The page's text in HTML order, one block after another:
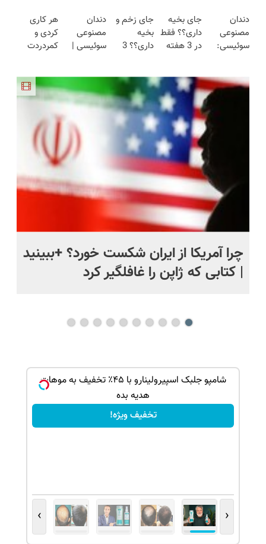
ترمیم کننده
23 روزه
ساخت!
هفته!!😍
هوشمند ⚙️
(نصف
قیمت بازار
(تخفیف به
مدت
محدود)
ساخت!!!
دندان
مصنوعی
سوئیسی:
اروپا، سبک
جای بخیه
داری؟؟ فقط
در 3 هفته
جای زخم و
بخیه
داری؟؟ 3
دندان
مصنوعی
سوئیسی |
ویزیت
رایگان+پرداخت
اقساطی😍
هر کاری
کردی و
کمردردت
پرسشنامه و
دریافت راه
حل
چرا آمریکا از ایران شکست خورد؟ +ببینید
| کتابی که ژاپن را غافلگیر کرد
شامپو جلبک اسپیرولینارو با ۴۵٪ تخفیف به موهات
هدیه بده
تخفیف ویژه!
‹
›